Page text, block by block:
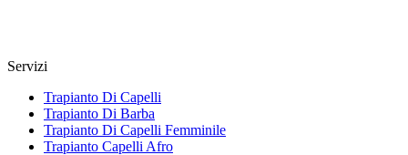
Servizi
Trapianto Di Capelli
Trapianto Di Barba
Trapianto Di Capelli Femminile
Trapianto Capelli Afro